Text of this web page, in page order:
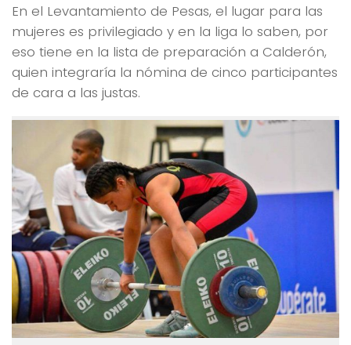
En el Levantamiento de Pesas, el lugar para las
mujeres es privilegiado y en la liga lo saben, por
eso tiene en la lista de preparación a Calderón,
quien integraría la nómina de cinco participantes
de cara a las justas.